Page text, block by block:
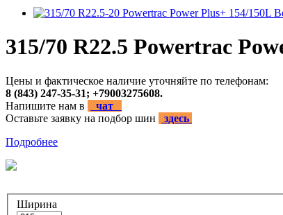
315/70 R22.5 Powertrac
Цены и фактическое наличие уточняйте по телефонам:
8 (843) 247-35-31; +79003275608.
Напишите нам в
чат
Оставьте заявку на подбор шин
здесь
Подробнее
Ширина